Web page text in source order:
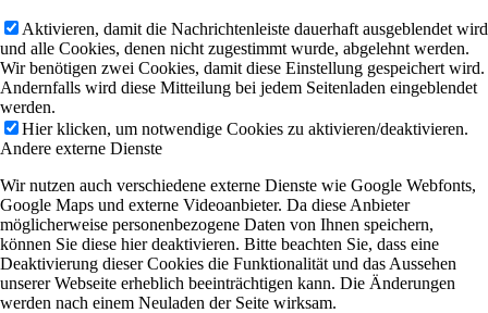
Aktivieren, damit die Nachrichtenleiste dauerhaft ausgeblendet wird
und alle Cookies, denen nicht zugestimmt wurde, abgelehnt werden.
Wir benötigen zwei Cookies, damit diese Einstellung gespeichert wird.
Andernfalls wird diese Mitteilung bei jedem Seitenladen eingeblendet
werden.
Hier klicken, um notwendige Cookies zu aktivieren/deaktivieren.
Andere externe Dienste
Wir nutzen auch verschiedene externe Dienste wie Google Webfonts,
Google Maps und externe Videoanbieter. Da diese Anbieter
möglicherweise personenbezogene Daten von Ihnen speichern,
können Sie diese hier deaktivieren. Bitte beachten Sie, dass eine
Deaktivierung dieser Cookies die Funktionalität und das Aussehen
unserer Webseite erheblich beeinträchtigen kann. Die Änderungen
werden nach einem Neuladen der Seite wirksam.